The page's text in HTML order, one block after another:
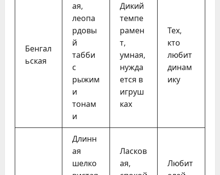
Бенгал
ьская
ая,
леопа
рдовы
й
табби
с
рыжим
и
тонам
и
Дикий
темпе
рамен
т,
умная,
нужда
ется в
игруш
ках
Тех,
кто
любит
динам
ику
Длинн
ая
шелко
Ласков
ая,
Любит